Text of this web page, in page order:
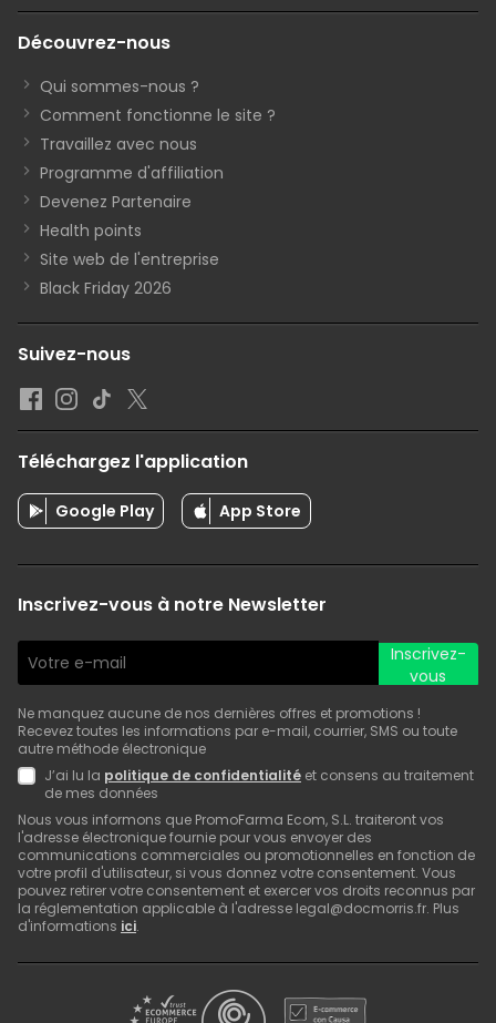
Découvrez-nous
Qui sommes-nous ?
Comment fonctionne le site ?
Travaillez avec nous
Programme d'affiliation
Devenez Partenaire
Health points
Site web de l'entreprise
Black Friday 2026
Suivez-nous
Téléchargez l'application
Google Play App Store
Inscrivez-vous à notre Newsletter
Inscrivez-
vous
Ne manquez aucune de nos dernières offres et promotions !
Recevez toutes les informations par e-mail, courrier, SMS ou toute
autre méthode électronique
J’ai lu la politique de confidentialité et consens au traitement
de mes données
Nous vous informons que PromoFarma Ecom, S.L. traiteront vos
l'adresse électronique fournie pour vous envoyer des
communications commerciales ou promotionnelles en fonction de
votre profil d'utilisateur, si vous donnez votre consentement. Vous
pouvez retirer votre consentement et exercer vos droits reconnus par
la réglementation applicable à l'adresse legal@docmorris.fr. Plus
d'informations ici.